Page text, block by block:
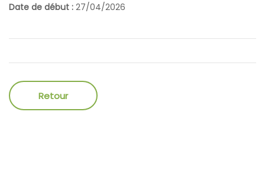
Date de début : 27/04/2026